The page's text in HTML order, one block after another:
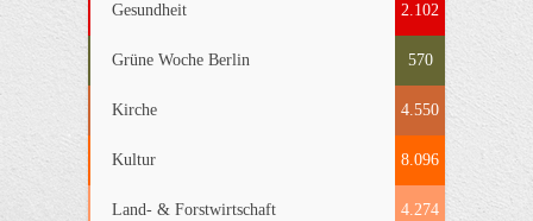
Gesundheit 2.102
Grüne Woche Berlin 570
Kirche 4.550
Kultur 8.096
Land- & Forstwirtschaft 4.274